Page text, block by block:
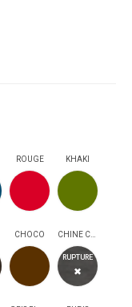
ROUGE
ROUGE
KHAKI
KHAKI
CHOCO
CHOCO RUPTURE
✖
CHINE CLAIR